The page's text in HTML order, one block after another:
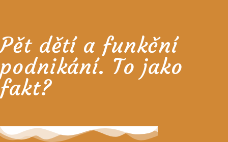
Pět dětí a funkční
podnikání. To jako
fakt?